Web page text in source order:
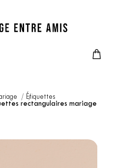
Étiquettes
rectangulaires mariage